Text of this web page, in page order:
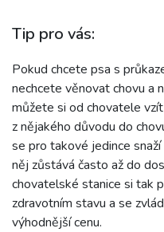
Tip pro vás:
Pokud chcete psa s
nechcete věnovat chovu a
můžete si od chovatele
z nějakého důvodu do
se pro takové jedince
něj zůstává často až do
chovatelské stanice si tak
zdravotním stavu a se
výhodnější cenu.